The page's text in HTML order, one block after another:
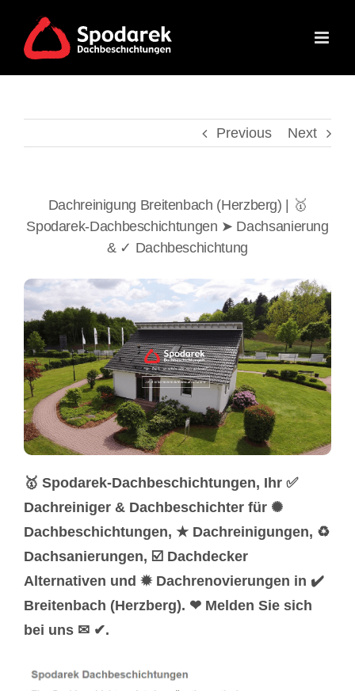
content
Previous Next
Dachreinigung Breitenbach (Herzberg) | 🥇
Spodarek-Dachbeschichtungen ➤ Dachsanierung
& ✓ Dachbeschichtung
🥇 Spodarek-Dachbeschichtungen, Ihr ✅
Dachreiniger & Dachbeschichter für ✺
Dachbeschichtungen, ★ Dachreinigungen, ♻
Dachsanierungen, ☑️ Dachdecker
Alternativen und ✹ Dachrenovierungen in ✔️
Breitenbach (Herzberg). ❤ Melden Sie sich
bei uns ✉ ✔.